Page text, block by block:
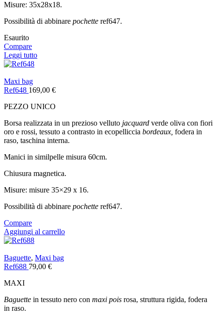
Misure: 35x28x18.
Possibilità di abbinare pochette ref647.
Esaurito
Compare
Leggi tutto
Maxi bag
Ref648 169,00 €
PEZZO UNICO
Borsa realizzata in un prezioso velluto jacquard verde oliva con fiori
oro e rossi, tessuto a contrasto in ecopelliccia bordeaux, fodera in
raso, taschina interna.
Manici in similpelle misura 60cm.
Chiusura magnetica.
Misure: misure 35×29 x 16.
Possibilità di abbinare pochette ref647.
Compare
Aggiungi al carrello
Baguette, Maxi bag
Ref688 79,00 €
MAXI
Baguette in tessuto nero con maxi pois rosa, struttura rigida, fodera
in raso.